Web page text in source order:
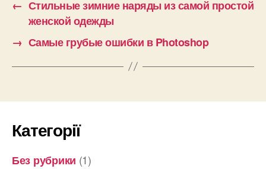
← Стильные зимние наряды из самой простой
женской одежды
→ Самые грубые ошибки в Photoshop
Категорії
Без рубрики (1)